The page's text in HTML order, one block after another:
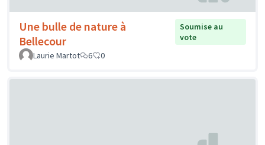
Une bulle de nature à
Bellecour
Soumise au
vote
Laurie Martot
6 0